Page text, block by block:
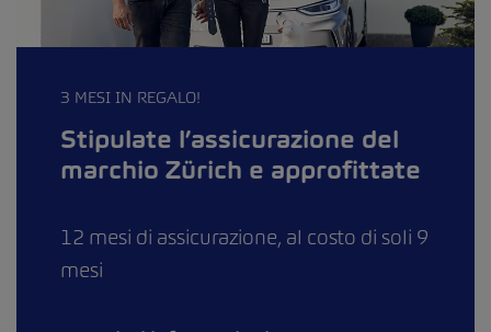
3 MESI IN REGALO!
Stipulate l’assicurazione del
marchio Zürich e approfittate
12 mesi di assicurazione, al costo di soli 9
mesi